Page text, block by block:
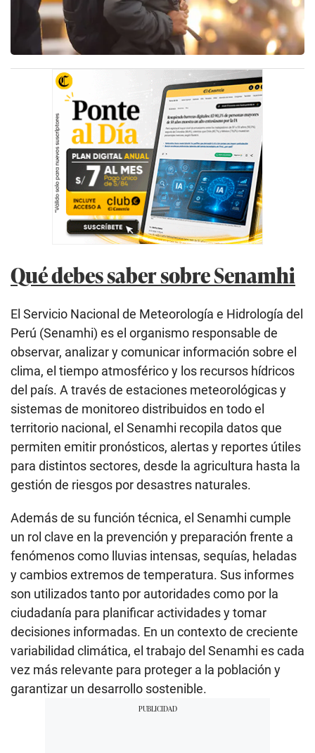
Qué debes saber sobre Senamhi
El Servicio Nacional de Meteorología e Hidrología del
Perú (Senamhi) es el organismo responsable de
observar, analizar y comunicar información sobre el
clima, el tiempo atmosférico y los recursos hídricos
del país. A través de estaciones meteorológicas y
sistemas de monitoreo distribuidos en todo el
territorio nacional, el Senamhi recopila datos que
permiten emitir pronósticos, alertas y reportes útiles
para distintos sectores, desde la agricultura hasta la
gestión de riesgos por desastres naturales.
Además de su función técnica, el Senamhi cumple
un rol clave en la prevención y preparación frente a
fenómenos como lluvias intensas, sequías, heladas
y cambios extremos de temperatura. Sus informes
son utilizados tanto por autoridades como por la
ciudadanía para planificar actividades y tomar
decisiones informadas. En un contexto de creciente
variabilidad climática, el trabajo del Senamhi es cada
vez más relevante para proteger a la población y
garantizar un desarrollo sostenible.